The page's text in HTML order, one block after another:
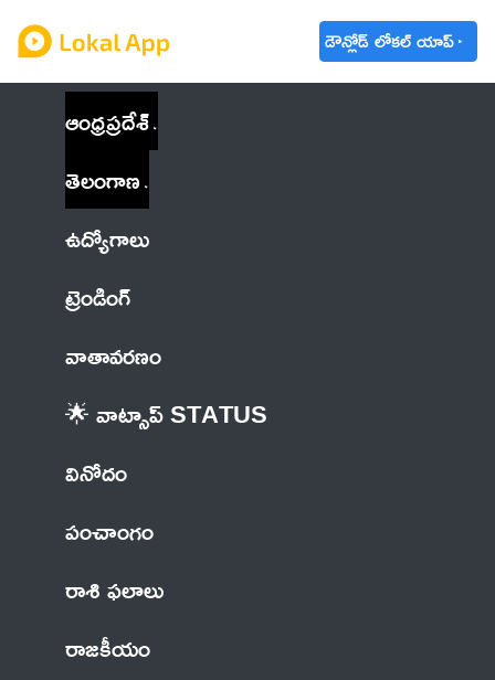
డౌన్లోడ్ లోకల్ యాప్
ఆంధ్రప్రదేశ్
తెలంగాణ
ఉద్యోగాలు
ట్రెండింగ్
వాతావరణం
🌟 వాట్సాప్ STATUS
వినోదం
పంచాంగం
రాశి ఫలాలు
రాజకీయం